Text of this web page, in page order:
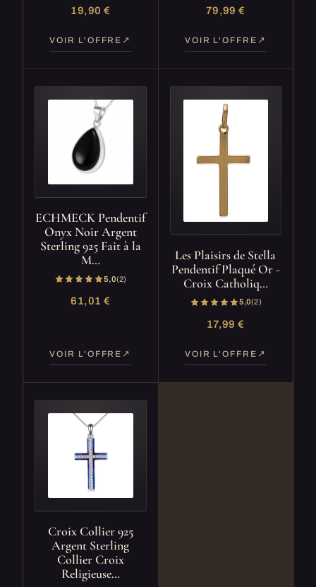
19,90 €
VOIR L'OFFRE
79,99 €
VOIR L'OFFRE
ECHMECK Pendentif
Onyx Noir Argent
Sterling 925 Fait à la
M…
5,0(2)
61,01 €
VOIR L'OFFRE
Les Plaisirs de Stella
Pendentif Plaqué Or -
Croix Catholiq…
5,0(2)
17,99 €
VOIR L'OFFRE
Croix Collier 925
Argent Sterling
Collier Croix
Religieuse…